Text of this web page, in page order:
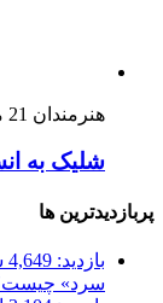
هنرمندان 21 مرداد 1403
شلیک به
پربازدیدترین ها
بازدید: 4,649
سرد»